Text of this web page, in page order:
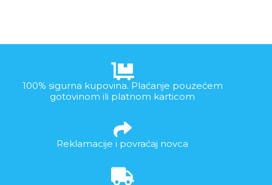
100% sigurna kupovina. Plaćanje pouzećem
gotovinom ili platnom karticom
Reklamacije i povraćaj novca